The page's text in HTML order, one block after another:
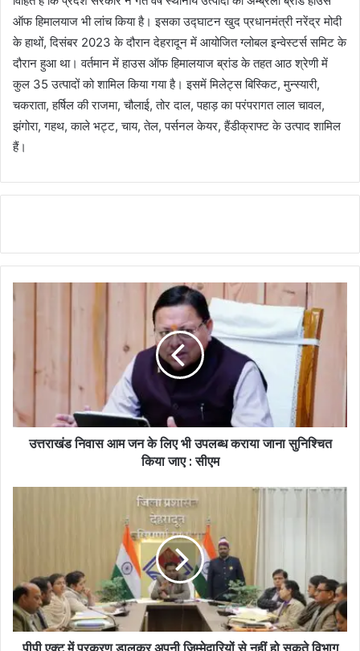
ऑफ हिमालयाज भी लांच किया है। इसका उद्घाटन खुद प्रधानमंत्री नरेंद्र मोदी
के हाथों, दिसंबर 2023 के दौरान देहरादून में आयोजित ग्लोबल इन्वेस्टर्स समिट के
दौरान हुआ था। वर्तमान में हाउस ऑफ हिमालयाज ब्रांड के तहत आठ श्रेणी में
कुल 35 उत्पादों को शामिल किया गया है। इसमें मिलेट्स बिस्किट, मुन्स्यारी,
चकराता, हर्षिल की राजमा, चौलाई, तोर दाल, पहाड़ का परंपरागत लाल चावल,
झंगोरा, गहथ, काले भट्ट, चाय, तेल, पर्सनल केयर, हैंडीक्राफ्ट के उत्पाद शामिल
हैं।
उत्तराखंड निवास आम जन के लिए भी उपलब्ध कराया जाना सुनिश्चित
किया जाए : सीएम